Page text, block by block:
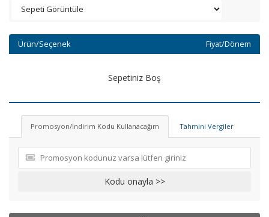
Ürün/Seçenek Fiyat/Dönem
Sepetiniz Boş
Promosyon/İndirim Kodu Kullanacağım Tahmini Vergiler
Kodu onayla >>